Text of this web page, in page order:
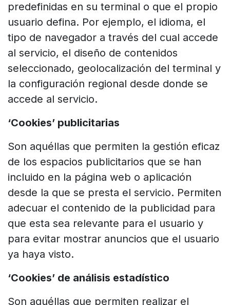
predefinidas en su terminal o que el propio
usuario defina. Por ejemplo, el idioma, el
tipo de navegador a través del cual accede
al servicio, el diseño de contenidos
seleccionado, geolocalización del terminal y
la configuración regional desde donde se
accede al servicio.
‘Cookies’ publicitarias
Son aquéllas que permiten la gestión eficaz
de los espacios publicitarios que se han
incluido en la página web o aplicación
desde la que se presta el servicio. Permiten
adecuar el contenido de la publicidad para
que esta sea relevante para el usuario y
para evitar mostrar anuncios que el usuario
ya haya visto.
‘Cookies’ de análisis estadístico
Son aquéllas que permiten realizar el